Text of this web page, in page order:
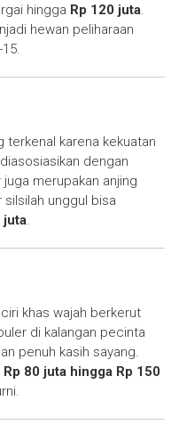
hingga Rp 120 juta.
hewan peliharaan
terkenal karena kekuatan
dengan
merupakan anjing
unggul bisa
juta.
khas wajah berkerut
di kalangan pecinta
penuh kasih sayang.
Rp 80 juta hingga Rp 150